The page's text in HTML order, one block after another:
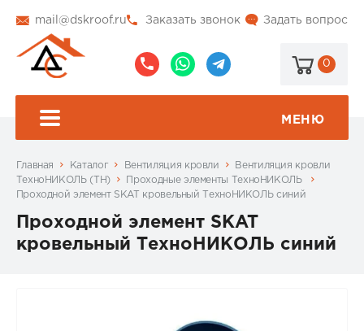
mail@dskroof.ru Задать вопрос
Заказать звонок
0
МЕНЮ
Главная Каталог Вентиляция кровли
Вентиляция кровли
ТехноНИКОЛЬ (ТН)
Проходные элементы ТехноНИКОЛЬ
Проходной элемент SKAT кровельный ТехноНИКОЛЬ синий
Проходной элемент SKAT
кровельный ТехноНИКОЛЬ синий